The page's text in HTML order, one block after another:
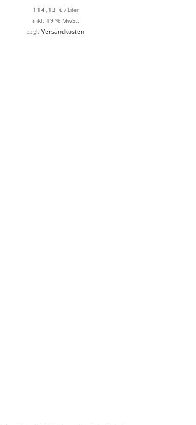
114,13 € / Liter
inkl. 19 % MwSt.
zzgl.Versandkosten